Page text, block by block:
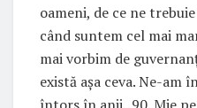
oameni, de ce ne
când suntem cel mai
mai vorbim de
există aşa ceva. Ne-am